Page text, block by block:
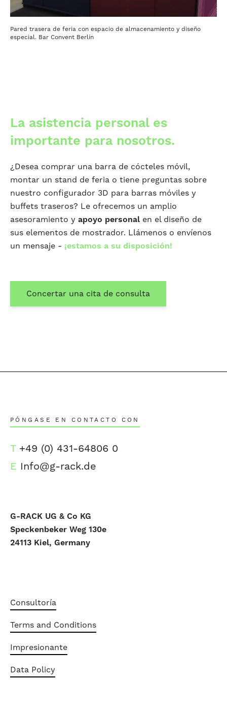
Pared trasera de feria con espacio de almacenamiento y diseño
especial. Bar Convent Berlín
La asistencia personal es
importante para nosotros.
¿Desea comprar una barra de cócteles móvil,
montar un stand de feria o tiene preguntas sobre
nuestro configurador 3D para barras móviles y
buffets traseros? Le ofrecemos un amplio
asesoramiento y apoyo personal en el diseño de
sus elementos de mostrador. Llámenos o envíenos
un mensaje - ¡estamos a su disposición!
Concertar una cita de consulta
PÓNGASE EN CONTACTO CON
T+49 (0) 431-64806 0
E Info@g-rack.de
G-RACK UG & Co KG
Speckenbeker Weg 130e
24113 Kiel, Germany
Consultoría
Terms and Conditions
Impresionante
Data Policy